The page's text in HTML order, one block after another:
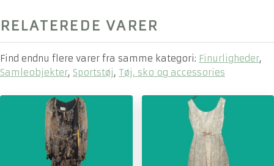
RELATEREDE VARER
Find endnu flere varer fra samme kategori: Finurligheder,
Samleobjekter, Sportstøj, Tøj, sko og accessories